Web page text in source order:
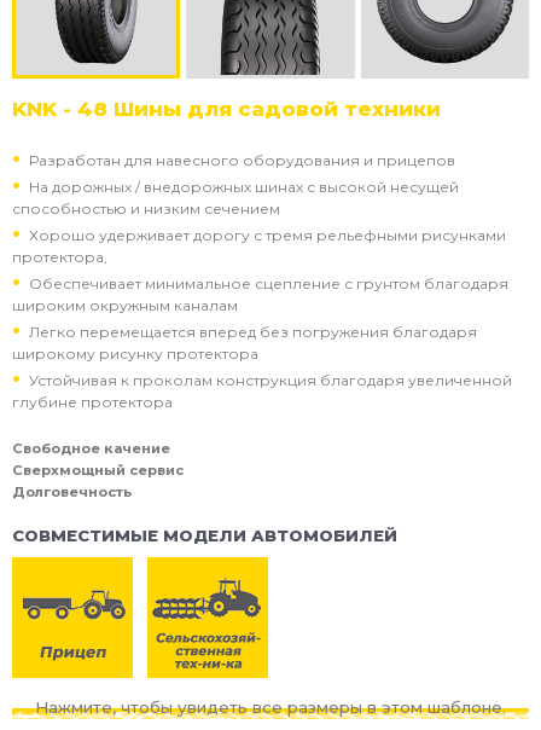
KNK - 48 Шины для садовой техники
Разработан для навесного оборудования и прицепов
На дорожных / внедорожных шинах с высокой несущей
способностью и низким сечением
Хорошо удерживает дорогу с тремя рельефными рисунками
протектора,
Обеспечивает минимальное сцепление с грунтом благодаря
широким окружным каналам
Легко перемещается вперед без погружения благодаря
широкому рисунку протектора
Устойчивая к проколам конструкция благодаря увеличенной
глубине протектора
Свободное качение
Сверхмощный сервис
Долговечность
СОВМЕСТИМЫЕ МОДЕЛИ АВТОМОБИЛЕЙ
Нажмите, чтобы увидеть все размеры в этом шаблоне.